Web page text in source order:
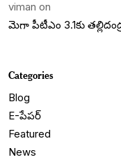
viman on
మెగా పీటీఎం 3.1కు
Categories
Blog
E-పేపర్
Featured
News